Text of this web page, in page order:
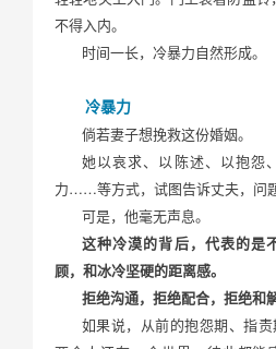
不得入内。
时间一长，冷暴力自然形成。
冷暴力
倘若妻子想挽救这份婚姻。
她以哀求、以陈述、以抱怨
力……等方式，试图告诉丈夫，问
可是，他毫无声息。
这种冷漠的背后，代表的是
顾，和冰冷坚硬的距离感。
拒绝沟通，拒绝配合，拒绝和
如果说，从前的抱怨期、指责